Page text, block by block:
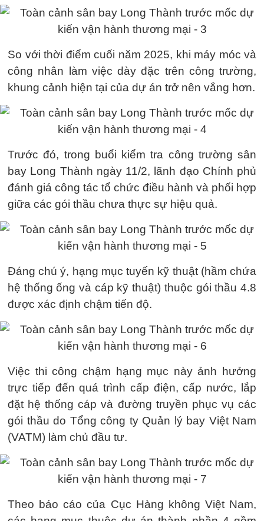
So với thời điểm cuối năm 2025, khi máy móc và
công nhân làm việc dày đặc trên công trường,
khung cảnh hiện tại của dự án trở nên vắng hơn.
Trước đó, trong buổi kiểm tra công trường sân
bay Long Thành ngày 11/2, lãnh đạo Chính phủ
đánh giá công tác tổ chức điều hành và phối hợp
giữa các gói thầu chưa thực sự hiệu quả.
Đáng chú ý, hạng mục tuyến kỹ thuật (hầm chứa
hệ thống ống và cáp kỹ thuật) thuộc gói thầu 4.8
được xác định chậm tiến độ.
Việc thi công chậm hạng mục này ảnh hưởng
trực tiếp đến quá trình cấp điện, cấp nước, lắp
đặt hệ thống cáp và đường truyền phục vụ các
gói thầu do Tổng công ty Quản lý bay Việt Nam
(VATM) làm chủ đầu tư.
Theo báo cáo của Cục Hàng không Việt Nam,